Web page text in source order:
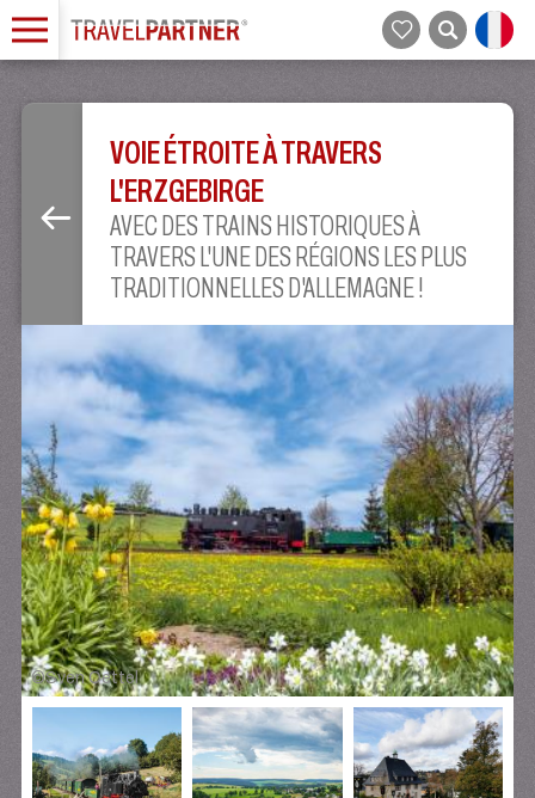
VOIE ÉTROITE À TRAVERS
L'ERZGEBIRGE
AVEC DES TRAINS HISTORIQUES À
TRAVERS L'UNE DES RÉGIONS LES PLUS
TRADITIONNELLES D'ALLEMAGNE !
©Sven Oettel